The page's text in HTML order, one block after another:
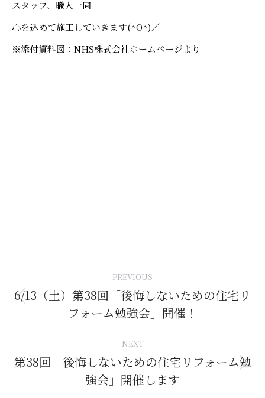
スタッフ、職人一同
心を込めて施工していきます(^O^)／
※添付資料図：NHS株式会社ホームページより
navigation
PREVIOUS
Previous
post:
6/13（土）第38回「後悔しないための住宅リ
フォーム勉強会」開催！
NEXT
Next
post:
第38回「後悔しないための住宅リフォーム勉
強会」開催します